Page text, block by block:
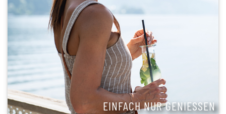
EINFACH NUR GENIESSEN